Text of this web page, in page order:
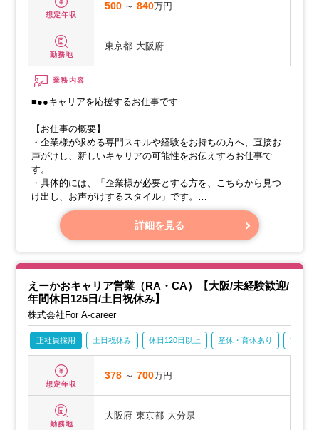
想定年収
500 ～840万円
勤務地
東京都 大阪府
業務内容
■●●キャリアを応援するお仕事です
【お仕事の概要】
・企業様が求める専門スキルや経験をお持ちの方へ、直接お
声がけし、新しいキャリアの可能性をお伝えするお仕事で
す。
・具体的には、「企業様が必要とする方を、こちらから見つ
け出し、お声がけするスタイル」です。
【このお仕事の面白さ】
・お声がけする方の90%以上は、積極的に転職を考えていな
提案することは、このお仕事の大きな醍醐味です。
詳細を見る
えーかおキャリア営業（RA・CA）【大阪/未経験歓迎/
年間休日125日/土日祝休み】
株式会社For A-career
正社員採用 土日祝休み 休日120日以上 産休・育休あり 賞与あ
想定年収
378 ～700万円
勤務地
大阪府 東京都 大分県